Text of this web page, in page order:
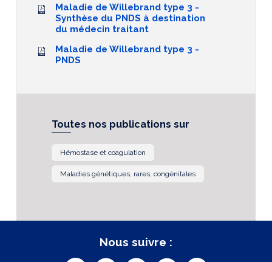
Maladie de Willebrand type 3 -
Synthèse du PNDS à destination
du médecin traitant
Maladie de Willebrand type 3 -
PNDS
Toutes nos publications sur
Hémostase et coagulation
Maladies génétiques, rares, congénitales
Nous suivre :